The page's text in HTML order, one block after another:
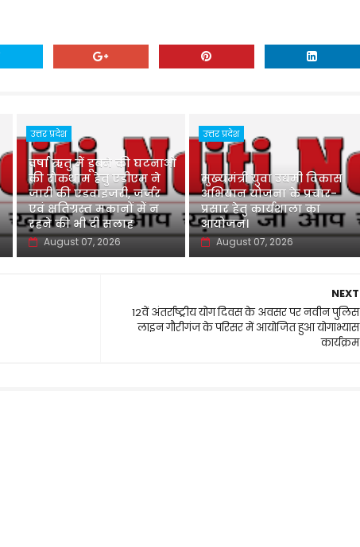
उत्तर प्रदेश
वर्षा ऋतु में डूबने की घटनाओं
की रोकथाम हेतु एडीएम ने
जारी की एडवाइजरी, जर्जर
एवं क्षतिग्रस्त मकानों में न
रहने की भी दी सलाह
August 07, 2026
उत्तर प्रदेश
मुख्यमंत्री युवा उद्यमी विकास
अभियान योजना के प्रचार-
प्रसार हेतु कार्यशाला का
आयोजन।
August 07, 2026
NEXT
12वें अंतर्राष्ट्रीय योग दिवस के अवसर पर नवीन पुलिस
लाइन गौरीगंज के परिसर में आयोजित हुआ योगाभ्यास
कार्यक्रम